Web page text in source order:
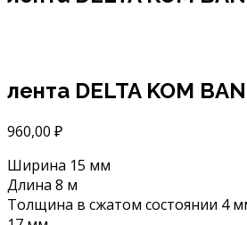
лента DELTA KOM
960,00 ₽
Ширина 15 мм
Длина 8 м
Толщина в сжатом состоянии 4